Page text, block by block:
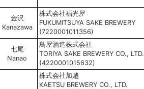
金沢
Kanazawa
株式会社福光屋
FUKUMITSUYA SAKE BREWERY
(7220001011356)
七尾
Nanao
鳥屋酒造株式会社
TORIYA SAKE BREWERY CO., LTD.
(4220001015632)
株式会社加越
KAETSU BREWERY CO., LTD.